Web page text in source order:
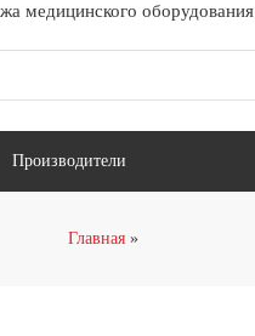
медицинского оборудования
Производители
Главная